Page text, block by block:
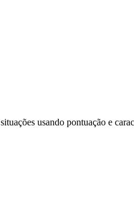
usando pontuação e